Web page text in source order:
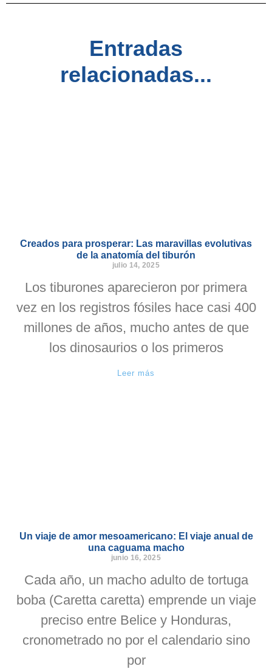
Entradas
relacionadas...
Creados para prosperar: Las maravillas evolutivas
de la anatomía del tiburón
julio 14, 2025
Los tiburones aparecieron por primera
vez en los registros fósiles hace casi 400
millones de años, mucho antes de que
los dinosaurios o los primeros
Leer más
Un viaje de amor mesoamericano: El viaje anual de
una caguama macho
junio 16, 2025
Cada año, un macho adulto de tortuga
boba (Caretta caretta) emprende un viaje
preciso entre Belice y Honduras,
cronometrado no por el calendario sino
por